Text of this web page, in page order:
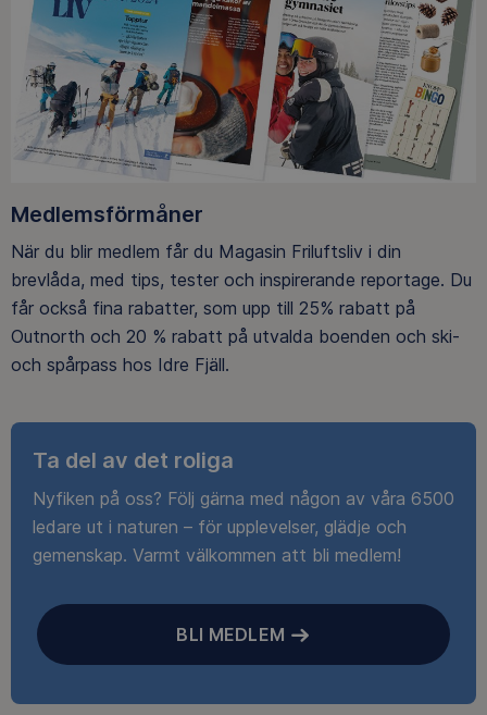
Medlemsförmåner
När du blir medlem får du Magasin Friluftsliv i din
brevlåda, med tips, tester och inspirerande reportage. Du
får också fina rabatter, som upp till 25% rabatt på
Outnorth och 20 % rabatt på utvalda boenden och ski-
och spårpass hos Idre Fjäll.
Ta del av det roliga
Nyfiken på oss? Följ gärna med någon av våra 6500
ledare ut i naturen – för upplevelser, glädje och
gemenskap. Varmt välkommen att bli medlem!
BLI MEDLEM